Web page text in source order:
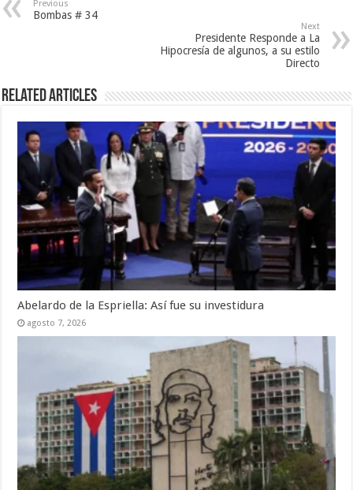
Previous
Bombas # 34
Next
Presidente Responde a La
Hipocresía de algunos, a su estilo
Directo
Related Articles
Abelardo de la Espriella: Así fue su investidura
agosto 7, 2026